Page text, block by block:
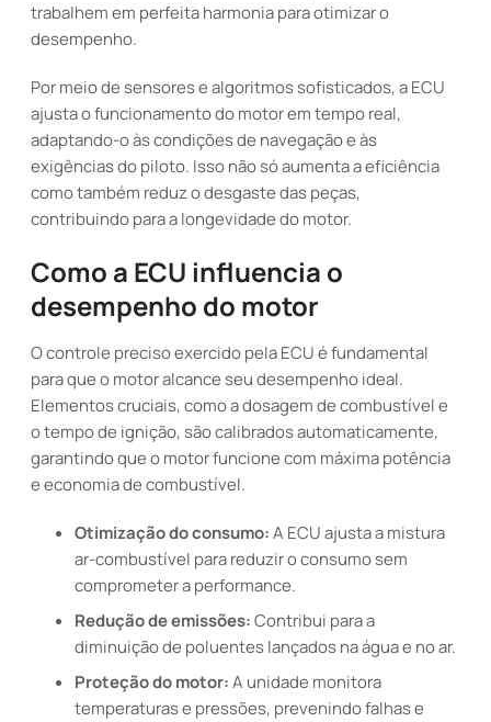
trabalhem em perfeita harmonia para otimizar o
desempenho.
Por meio de sensores e algoritmos sofisticados, a ECU
ajusta o funcionamento do motor em tempo real,
adaptando-o às condições de navegação e às
exigências do piloto. Isso não só aumenta a eficiência
como também reduz o desgaste das peças,
contribuindo para a longevidade do motor.
Como a ECU influencia o
desempenho do motor
O controle preciso exercido pela ECU é fundamental
para que o motor alcance seu desempenho ideal.
Elementos cruciais, como a dosagem de combustível e
o tempo de ignição, são calibrados automaticamente,
garantindo que o motor funcione com máxima potência
e economia de combustível.
Otimização do consumo:A ECU ajusta a mistura
ar-combustível para reduzir o consumo sem
comprometer a performance.
Redução de emissões:Contribui para a
diminuição de poluentes lançados na água e no ar.
Proteção do motor:A unidade monitora
temperaturas e pressões, prevenindo falhas e